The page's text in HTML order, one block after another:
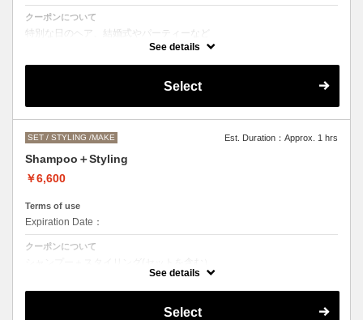
クーポンについて
特別な日のヘア、結婚式やパーティーなど
ヘアアレンジをご希望の方はこちらをお選びください。
い。
（早朝料金として、一時間ごとに＋2000円になります。）
See details
Select
SET / STYLING /MAKE Est. Duration：Approx. 1 hrs
Shampoo＋Styling
￥6,600
Terms of use
Expiration Date：
クーポンについて
スタイリングの内容によってはお値段前後します。
See details
Select